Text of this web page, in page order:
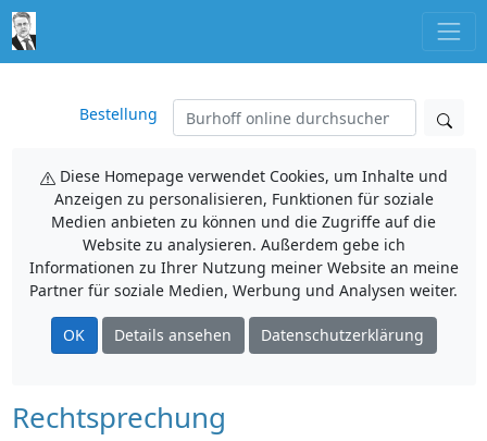
Bestellung
Diese Homepage verwendet Cookies, um Inhalte und
Anzeigen zu personalisieren, Funktionen für soziale
Medien anbieten zu können und die Zugriffe auf die
Website zu analysieren. Außerdem gebe ich
Informationen zu Ihrer Nutzung meiner Website an meine
Partner für soziale Medien, Werbung und Analysen weiter.
OK Details ansehen Datenschutzerklärung
Rechtsprechung